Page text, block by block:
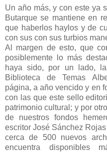
Un año más, y con este ya
Butarque se mantiene en
que haberlos haylos y de
con sus con sus turbios
Al margen de esto, que
posiblemente lo más
haya sido, por un lado,
Biblioteca de Temas
página, a año vencido y en
con las que este sello
patrimonio cultural; y por
de nuestros fondos
escritor José Sánchez
cerca de 500 nuevos
encuentra disponibles